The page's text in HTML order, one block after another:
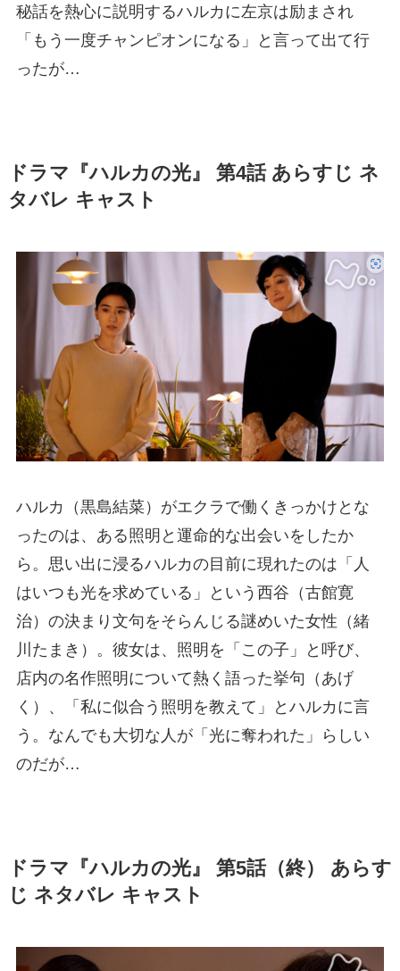
秘話を熱心に説明するハルカに左京は励まされ
「もう一度チャンピオンになる」と言って出て行
ったが…
ドラマ『ハルカの光』 第4話 あらすじ ネ
タバレ キャスト
ハルカ（黒島結菜）がエクラで働くきっかけとな
ったのは、ある照明と運命的な出会いをしたか
ら。思い出に浸るハルカの目前に現れたのは「人
はいつも光を求めている」という西谷（古館寛
治）の決まり文句をそらんじる謎めいた女性（緒
川たまき）。彼女は、照明を「この子」と呼び、
店内の名作照明について熱く語った挙句（あげ
く）、「私に似合う照明を教えて」とハルカに言
う。なんでも大切な人が「光に奪われた」らしい
のだが…
ドラマ『ハルカの光』 第5話（終） あらす
じ ネタバレ キャスト